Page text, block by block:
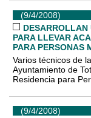
(9/4/2008)
DESARROLLAN
PARA LLEVAR
PARA PERSONAS
Varios técnicos de
Ayuntamiento de
Residencia para
(9/4/2008)